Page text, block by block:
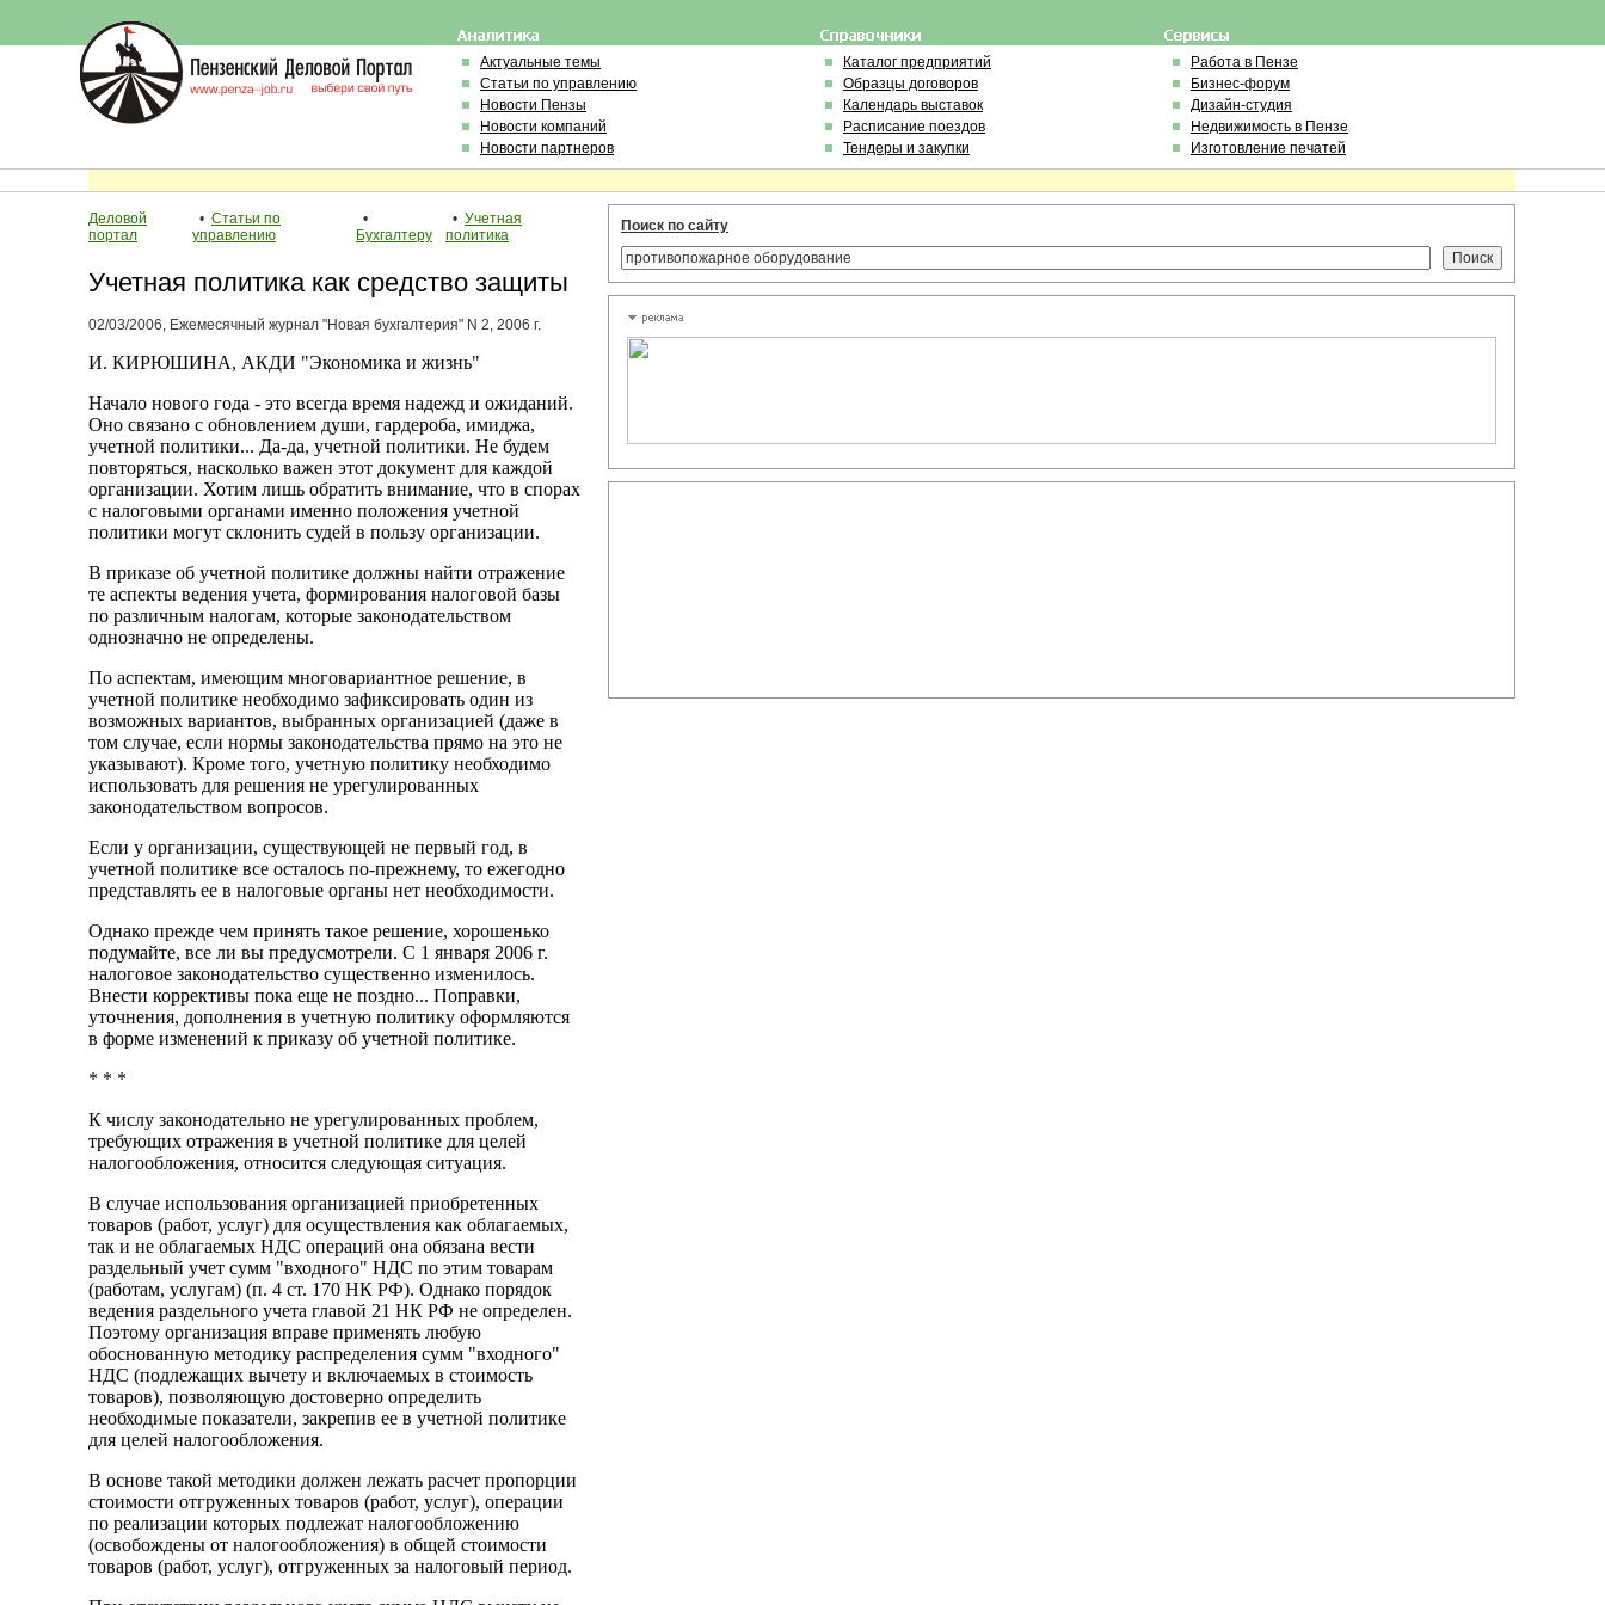
Актуальные темы
Статьи по управлению
Новости Пензы
Новости компаний
Новости партнеров
Каталог предприятий
Образцы договоров
Календарь выставок
Расписание поездов
Тендеры и закупки
Работа в Пензе
Бизнес-форум
Дизайн-студия
Недвижимость в Пензе
Изготовление печатей
Деловой
портал
• Статьи по
управлению
•
Бухгалтеру
• Учетная
политика
Учетная политика как средство защиты
02/03/2006, Ежемесячный журнал "Новая бухгалтерия" N 2, 2006 г.
И. КИРЮШИНА, АКДИ "Экономика и жизнь"
Начало нового года - это всегда время надежд и ожиданий.
Оно связано с обновлением души, гардероба, имиджа,
учетной политики... Да-да, учетной политики. Не будем
повторяться, насколько важен этот документ для каждой
организации. Хотим лишь обратить внимание, что в спорах
с налоговыми органами именно положения учетной
политики могут склонить судей в пользу организации.
В приказе об учетной политике должны найти отражение
те аспекты ведения учета, формирования налоговой базы
по различным налогам, которые законодательством
однозначно не определены.
По аспектам, имеющим многовариантное решение, в
учетной политике необходимо зафиксировать один из
возможных вариантов, выбранных организацией (даже в
том случае, если нормы законодательства прямо на это не
указывают). Кроме того, учетную политику необходимо
использовать для решения не урегулированных
законодательством вопросов.
Если у организации, существующей не первый год, в
учетной политике все осталось по-прежнему, то ежегодно
представлять ее в налоговые органы нет необходимости.
Однако прежде чем принять такое решение, хорошенько
подумайте, все ли вы предусмотрели. С 1 января 2006 г.
налоговое законодательство существенно изменилось.
Внести коррективы пока еще не поздно... Поправки,
уточнения, дополнения в учетную политику оформляются
в форме изменений к приказу об учетной политике.
* * *
К числу законодательно не урегулированных проблем,
требующих отражения в учетной политике для целей
налогообложения, относится следующая ситуация.
В случае использования организацией приобретенных
товаров (работ, услуг) для осуществления как облагаемых,
так и не облагаемых НДС операций она обязана вести
раздельный учет сумм "входного" НДС по этим товарам
(работам, услугам) (п. 4 ст. 170 НК РФ). Однако порядок
ведения раздельного учета главой 21 НК РФ не определен.
Поэтому организация вправе применять любую
обоснованную методику распределения сумм "входного"
НДС (подлежащих вычету и включаемых в стоимость
товаров), позволяющую достоверно определить
необходимые показатели, закрепив ее в учетной политике
для целей налогообложения.
В основе такой методики должен лежать расчет пропорции
стоимости отгруженных товаров (работ, услуг), операции
по реализации которых подлежат налогообложению
(освобождены от налогообложения) в общей стоимости
товаров (работ, услуг), отгруженных за налоговый период.
Поиск по сайту